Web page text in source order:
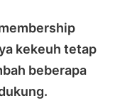
kekeuh tetap
beberapa